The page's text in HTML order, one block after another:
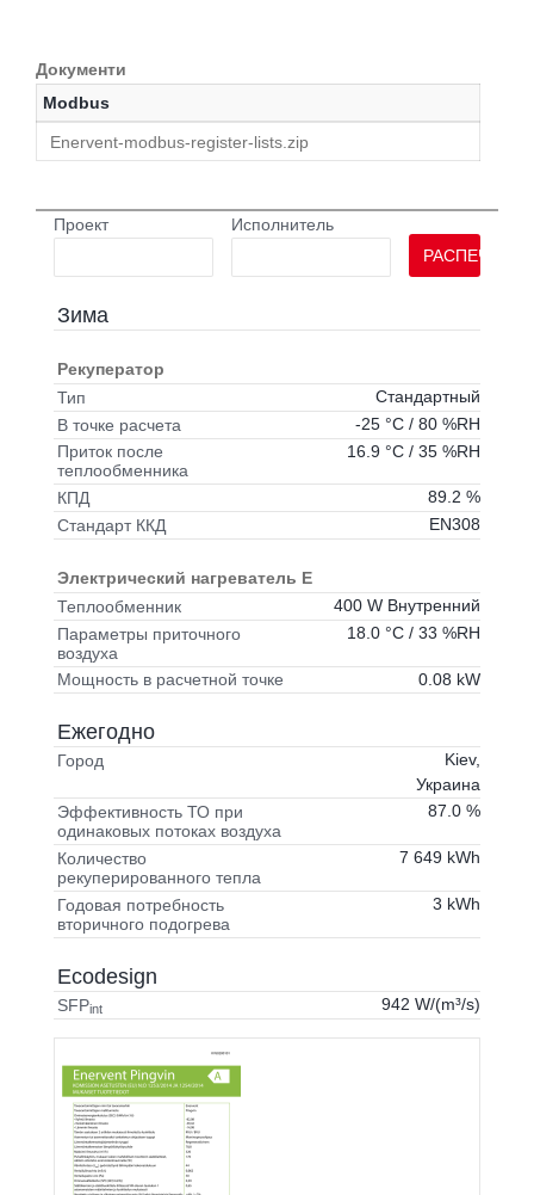
Документи
Modbus
Enervent-modbus-register-lists.zip
Проект
Исполнитель
Зима
Рекуператор
Тип
Стандартный
В точке расчета
-25 °C / 80 %RH
Приток после
теплообменника
16.9 °C / 35 %RH
КПД
89.2 %
Стандарт ККД
EN308
Электрический нагреватель E
Теплообменник
400 W Внутренний
Параметры приточного
воздуха
18.0 °C / 33 %RH
Мощность в расчетной точке 0.08 kW
Ежегодно
Город
Kiev,
Украина
Эффективность ТО при
одинаковых потоках воздуха
87.0 %
Количество
рекуперированного тепла
7 649 kWh
Годовая потребность
вторичного подогрева
3 kWh
Ecodesign
SFPint 942 W/(m³/s)